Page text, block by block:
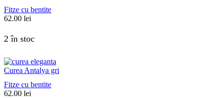
Fitze cu bentite
62.00 lei
2 în stoc
Curea Antalya gri
Fitze cu bentite
62.00 lei